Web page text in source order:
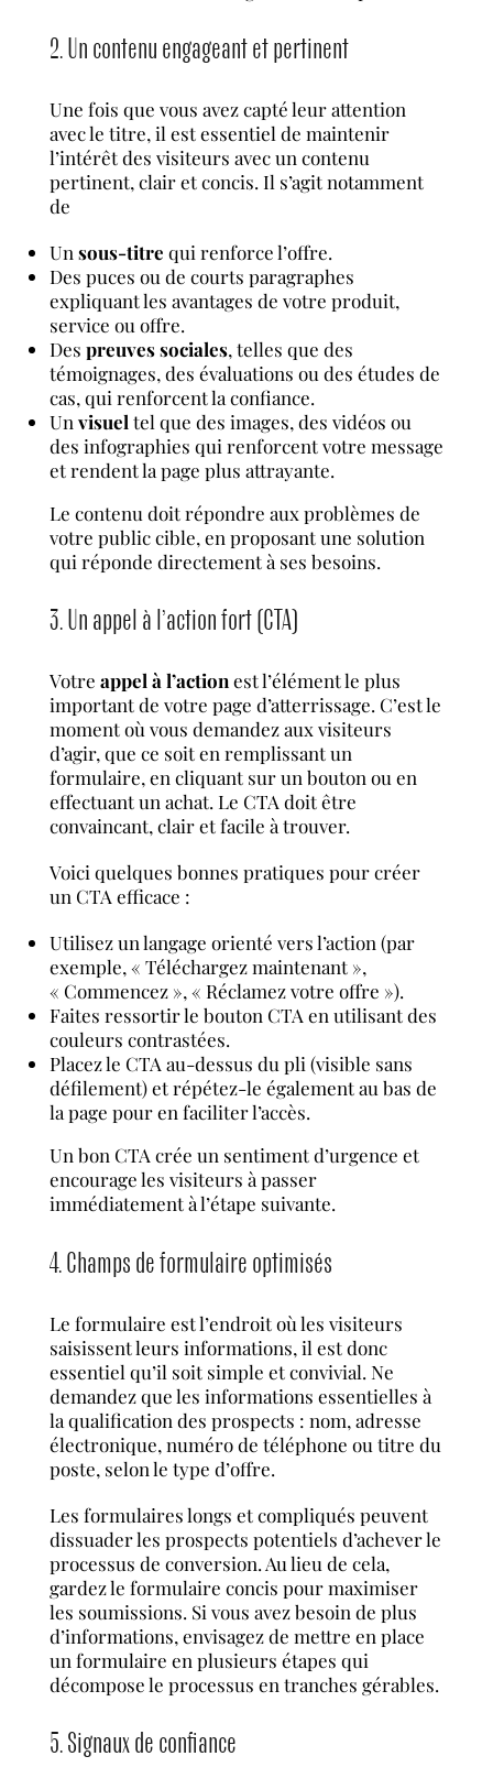
2. Un contenu engageant et pertinent
Une fois que vous avez capté leur attention
avec le titre, il est essentiel de maintenir
l’intérêt des visiteurs avec un contenu
pertinent, clair et concis. Il s’agit notamment
de
Un sous-titre qui renforce l’offre.
Des puces ou de courts paragraphes
expliquant les avantages de votre produit,
service ou offre.
Des preuves sociales, telles que des
témoignages, des évaluations ou des études de
cas, qui renforcent la confiance.
Un visuel tel que des images, des vidéos ou
des infographies qui renforcent votre message
et rendent la page plus attrayante.
Le contenu doit répondre aux problèmes de
votre public cible, en proposant une solution
qui réponde directement à ses besoins.
3. Un appel à l’action fort (CTA)
Votre appel à l’actionest l’élément le plus
important de votre page d’atterrissage. C’est le
moment où vous demandez aux visiteurs
d’agir, que ce soit en remplissant un
formulaire, en cliquant sur un bouton ou en
effectuant un achat. Le CTA doit être
convaincant, clair et facile à trouver.
Voici quelques bonnes pratiques pour créer
un CTA efficace :
Utilisez un langage orienté vers l’action (par
exemple, « Téléchargez maintenant »,
« Commencez », « Réclamez votre offre »).
Faites ressortir le bouton CTA en utilisant des
couleurs contrastées.
Placez le CTA au-dessus du pli (visible sans
défilement) et répétez-le également au bas de
la page pour en faciliter l’accès.
Un bon CTA crée un sentiment d’urgence et
encourage les visiteurs à passer
immédiatement à l’étape suivante.
4. Champs de formulaire optimisés
Le formulaire est l’endroit où les visiteurs
saisissent leurs informations, il est donc
essentiel qu’il soit simple et convivial. Ne
demandez que les informations essentielles à
la qualification des prospects : nom, adresse
électronique, numéro de téléphone ou titre du
poste, selon le type d’offre.
Les formulaires longs et compliqués peuvent
dissuader les prospects potentiels d’achever le
processus de conversion. Au lieu de cela,
gardez le formulaire concis pour maximiser
les soumissions. Si vous avez besoin de plus
d’informations, envisagez de mettre en place
un formulaire en plusieurs étapes qui
décompose le processus en tranches gérables.
5. Signaux de confiance